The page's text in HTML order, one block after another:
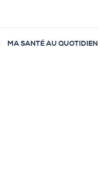
MA SANTÉ AU QUOTIDIEN